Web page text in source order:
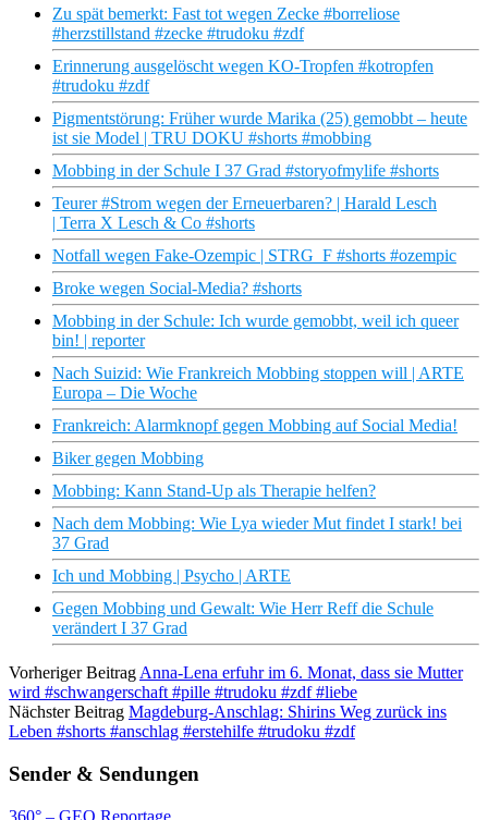
Zu spät bemerkt: Fast tot wegen Zecke #borreliose
#herzstillstand #zecke #trudoku #zdf
Erinnerung ausgelöscht wegen KO-Tropfen #kotropfen
#trudoku #zdf
Pigmentstörung: Früher wurde Marika (25) gemobbt – heute
ist sie Model | TRU DOKU #shorts #mobbing
Mobbing in der Schule I 37 Grad #storyofmylife #shorts
Teurer #Strom wegen der Erneuerbaren? | Harald Lesch
| Terra X Lesch & Co #shorts
Notfall wegen Fake-Ozempic | STRG_F #shorts #ozempic
Broke wegen Social-Media? #shorts
Mobbing in der Schule: Ich wurde gemobbt, weil ich queer
bin! | reporter
Nach Suizid: Wie Frankreich Mobbing stoppen will | ARTE
Europa – Die Woche
Frankreich: Alarmknopf gegen Mobbing auf Social Media!
Biker gegen Mobbing
Mobbing: Kann Stand-Up als Therapie helfen?
Nach dem Mobbing: Wie Lya wieder Mut findet I stark! bei
37 Grad
Ich und Mobbing | Psycho | ARTE
Gegen Mobbing und Gewalt: Wie Herr Reff die Schule
verändert I 37 Grad
Vorheriger Beitrag Anna-Lena erfuhr im 6. Monat, dass sie Mutter
wird #schwangerschaft #pille #trudoku #zdf #liebe
Nächster Beitrag Magdeburg-Anschlag: Shirins Weg zurück ins
Leben #shorts #anschlag #erstehilfe #trudoku #zdf
Sender & Sendungen
360° – GEO Reportage